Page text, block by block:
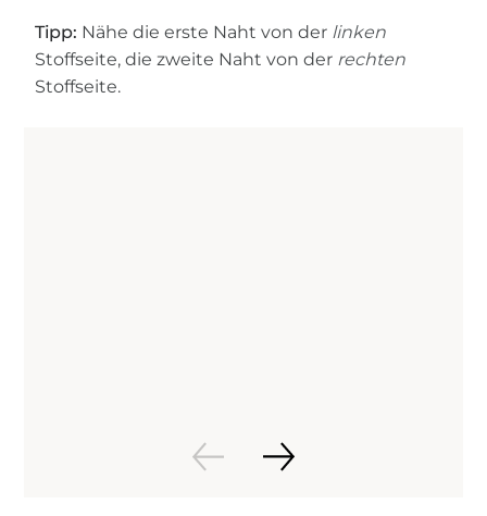
Tipp: Nähe die erste Naht von der linken
Stoffseite, die zweite Naht von der rechten
Stoffseite.